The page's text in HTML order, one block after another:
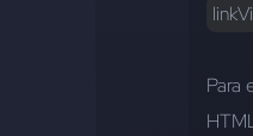
Para